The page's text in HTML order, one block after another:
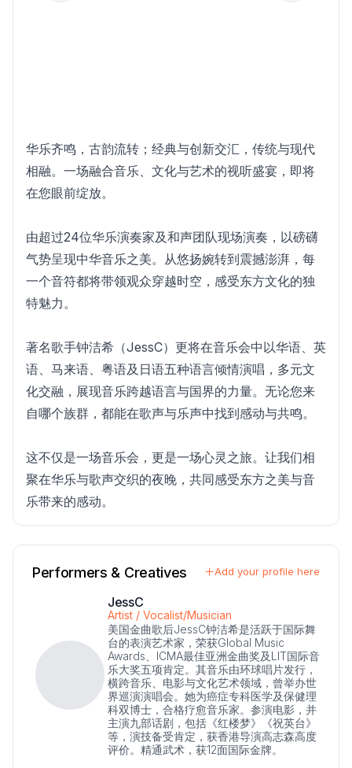
华乐齐鸣，古韵流转；经典与创新交汇，传统与现代
相融。一场融合音乐、文化与艺术的视听盛宴，即将
在您眼前绽放。
由超过24位华乐演奏家及和声团队现场演奏，以磅礴
气势呈现中华音乐之美。从悠扬婉转到震撼澎湃，每
一个音符都将带领观众穿越时空，感受东方文化的独
特魅力。
著名歌手钟洁希（JessC）更将在音乐会中以华语、英
语、马来语、粤语及日语五种语言倾情演唱，多元文
化交融，展现音乐跨越语言与国界的力量。无论您来
自哪个族群，都能在歌声与乐声中找到感动与共鸣。
这不仅是一场音乐会，更是一场心灵之旅。让我们相
聚在华乐与歌声交织的夜晚，共同感受东方之美与音
乐带来的感动。
Performers & Creatives Add your profile here
JessC
Artist / Vocalist/Musician
美国金曲歌后JessC钟洁希是活跃于国际舞
台的表演艺术家，荣获Global Music
Awards、ICMA最佳亚洲金曲奖及LIT国际音
乐大奖五项肯定。其音乐由环球唱片发行，
横跨音乐、电影与文化艺术领域，曾举办世
界巡演演唱会。她为癌症专科医学及保健理
科双博士，合格疗愈音乐家。参演电影，并
主演九部话剧，包括《红楼梦》《祝英台》
等，演技备受肯定，获香港导演高志森高度
评价。精通武术，获12面国际金牌。